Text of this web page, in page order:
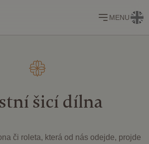
MENU
šicí dílna
či roleta, která od nás odejde, projde